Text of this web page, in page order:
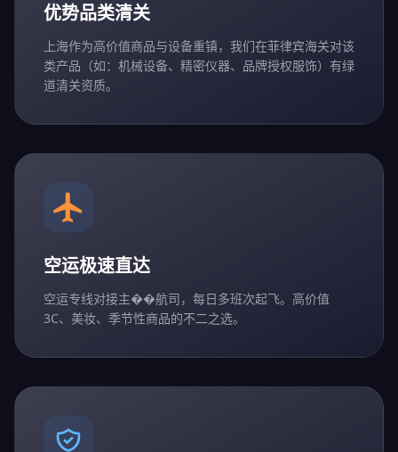
优势品类清关
上海作为高价值商品与设备重镇，我们在菲律宾海关对该
类产品（如：机械设备、精密仪器、品牌授权服饰）有绿
道清关资质。
空运极速直达
空运专线对接主��航司，每日多班次起飞。高价值
3C、美妆、季节性商品的不二之选。